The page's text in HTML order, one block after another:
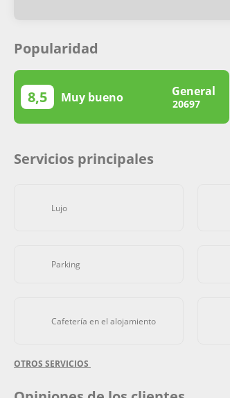
Popularidad
8,5 Muy bueno General
20697
Servicios principales
Lujo
Parking
Cafetería en el alojamiento
OTROS SERVICIOS